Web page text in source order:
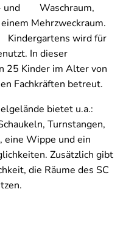
und Waschraum,
Mehrzweckraum.
wird für
In dieser
25 Kinder im Alter von
Fachkräften betreut.
bietet u.a.:
Turnstangen,
eine Wippe und ein
Zusätzlich gibt
die Räume des SC